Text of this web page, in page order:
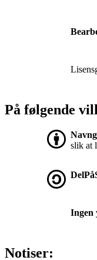
På følgende
slik at
Ingen
Notiser: